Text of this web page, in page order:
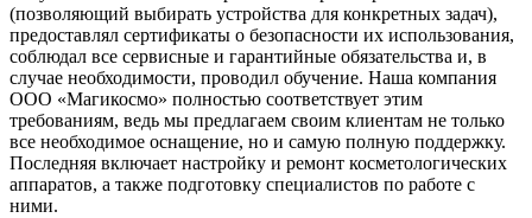
(позволяющий выбирать устройства для конкретных задач),
предоставлял сертификаты о безопасности их использования,
соблюдал все сервисные и гарантийные обязательства и, в
случае необходимости, проводил обучение. Наша компания
ООО «Магикосмо» полностью соответствует этим
требованиям, ведь мы предлагаем своим клиентам не только
все необходимое оснащение, но и самую полную поддержку.
Последняя включает настройку и ремонт косметологических
аппаратов, а также подготовку специалистов по работе с
ними.